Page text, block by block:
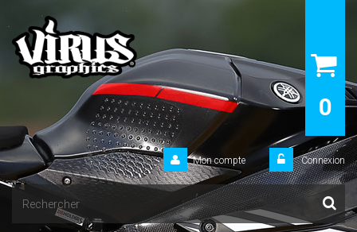
0
Connexion
Mon compte